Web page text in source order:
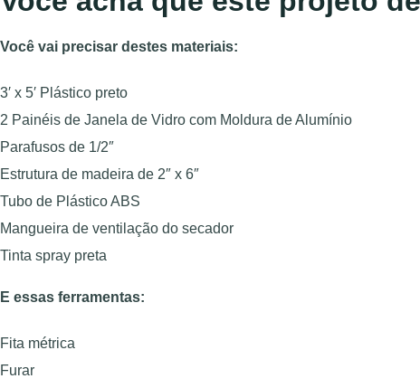
Você vai precisar destes materiais:
3′ x 5′ Plástico preto
2 Painéis de Janela de Vidro com Moldura de Alumínio
Parafusos de 1/2″
Estrutura de madeira de 2″ x 6″
Tubo de Plástico ABS
Mangueira de ventilação do secador
Tinta spray preta
E essas ferramentas:
Fita métrica
Furar